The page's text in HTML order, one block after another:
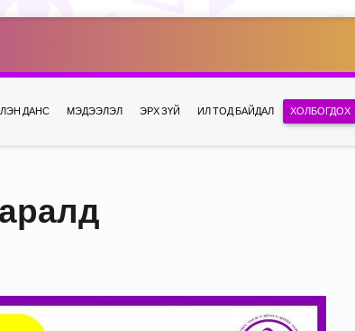
ДАНС МЭДЭЭЛЭЛ ЭРХ ЗҮЙ ИЛ ТОД БАЙДАЛ ХОЛБОГДОХ